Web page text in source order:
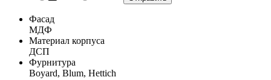
Фасад
МДФ
Материал корпуса
ДСП
Фурнитура
Boyard, Blum, Hettich